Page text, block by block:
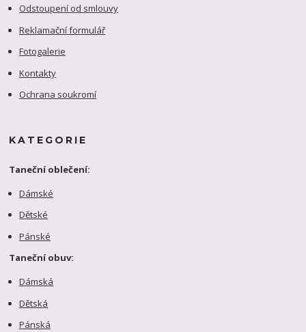
Odstoupení od smlouvy
Reklamační formulář
Fotogalerie
Kontakty
Ochrana soukromí
KATEGORIE
Taneční oblečení:
Dámské
Dětské
Pánské
Taneční obuv:
Dámská
Dětská
Pánská